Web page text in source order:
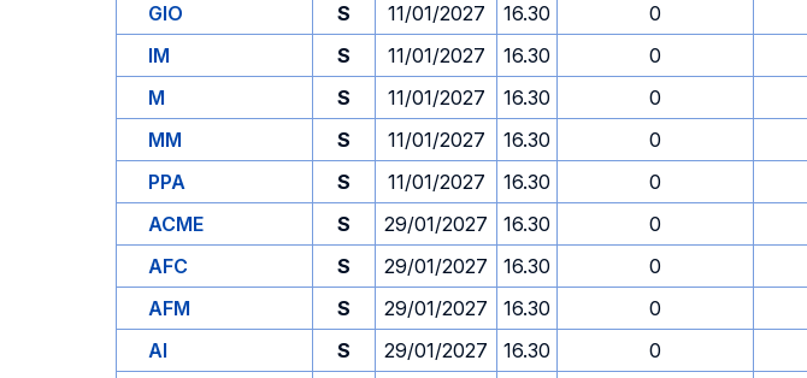
GIO
S 11/01/2027 16.30 0
IM
S 11/01/2027 16.30 0
M
S 11/01/2027 16.30 0
MM
S 11/01/2027 16.30 0
PPA
S 11/01/2027 16.30 0
ACME
S 29/01/2027 16.30 0
AFC
S 29/01/2027 16.30 0
AFM
S 29/01/2027 16.30 0
AI
S 29/01/2027 16.30 0